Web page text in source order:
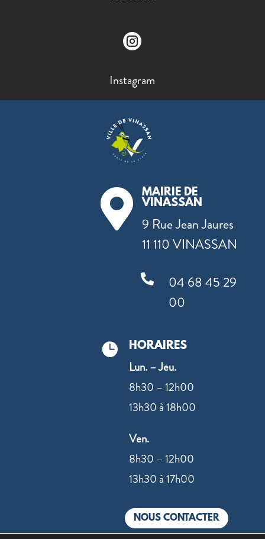

Instagram

MAIRIE DE
VINASSAN
9 Rue Jean Jaures
11 110 VINASSAN

04 68 45 29
00
 HORAIRES
Lun. – Jeu.
8h30 – 12h00
13h30 à 18h00
Ven.
8h30 – 12h00
13h30 à 17h00
NOUS CONTACTER